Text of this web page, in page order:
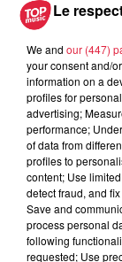
Le brassage
beaucoup
'est une
phénomène
veulent de plus
qu'ils
Une licence IV
Au-delà de la
faire un
créer un lieu de
un endroit
Le
We and our (447)
your consent and/
information on a
profiles for
advertising;
performance;
of data from
profiles to
content; Use
detect fraud, and
Save and
process personal
following
requested; Use